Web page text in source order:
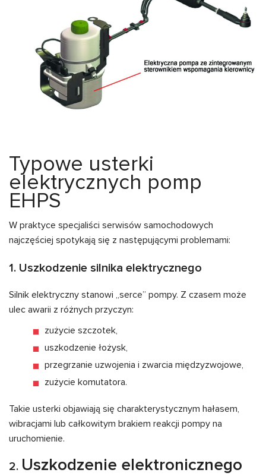
Typowe usterki
elektrycznych pomp
EHPS
W praktyce specjaliści serwisów samochodowych
najczęściej spotykają się z następującymi problemami:
1. Uszkodzenie silnika elektrycznego
Silnik elektryczny stanowi „serce” pompy. Z czasem może
ulec awarii z różnych przyczyn:
zużycie szczotek,
uszkodzenie łożysk,
przegrzanie uzwojenia i zwarcia międzyzwojowe,
zużycie komutatora.
Takie usterki objawiają się charakterystycznym hałasem,
wibracjami lub całkowitym brakiem reakcji pompy na
uruchomienie.
2. Uszkodzenie elektronicznego